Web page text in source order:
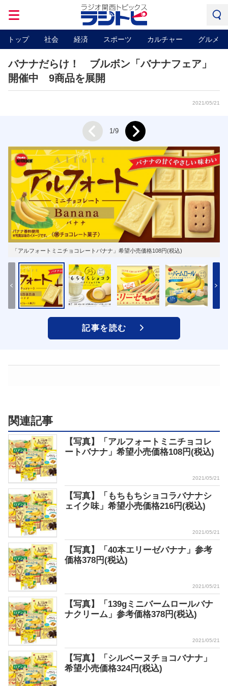
トップ 社会 経済 スポーツ カルチャー グルメ
バナナだらけ！ ブルボン「バナナフェア」
開催中 9商品を展開
2021/05/21
「アルフォートミニチョコレートバナナ」希望小売価格108円(税込)
Prev 1/9 Next
記事を読む
関連記事
【写真】「アルフォートミニチョコレ
ートバナナ」希望小売価格108円(税込)
2021/05/21
【写真】「もちもちショコラバナナシ
ェイク味」希望小売価格216円(税込)
2021/05/21
【写真】「40本エリーゼバナナ」参考
価格378円(税込)
2021/05/21
【写真】「139gミニバームロールバナ
ナクリーム」参考価格378円(税込)
2021/05/21
【写真】「シルベーヌチョコバナナ」
希望小売価格324円(税込)